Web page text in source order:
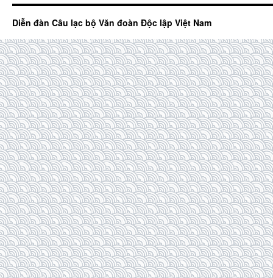
Diễn đàn Câu lạc bộ Văn đoàn Độc lập Việt Nam